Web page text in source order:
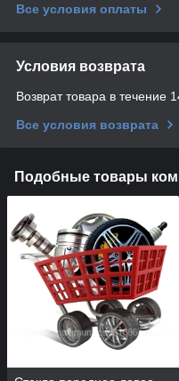
Все условия оплаты
Условия возврата
Возврат товара в течение
Все условия возврата
Подобные товары